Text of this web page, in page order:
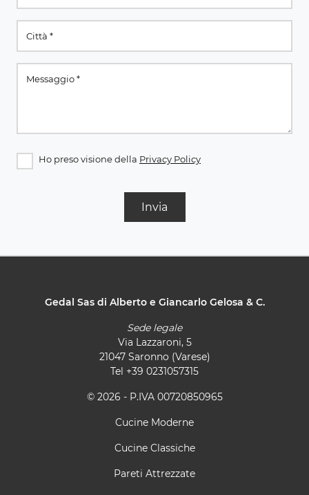
Ho preso visione della Privacy Policy
Invia
Gedal Sas di Alberto e Giancarlo Gelosa & C.
Sede legale
Via Lazzaroni, 5
21047 Saronno (Varese)
Tel +39 0231057315
© 2026 - P.IVA 00720850965
Cucine Moderne
Cucine Classiche
Pareti Attrezzate